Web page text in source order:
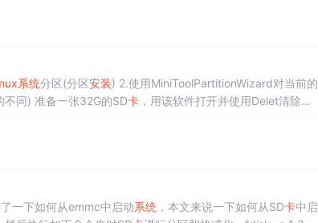
系统分区(分区安装) 2.使用MiniToolPartitionWizard对当前的
同) 准备一张32G的SD卡，用该软件打开并使用Delet清除分
下如何从emmc中启动系统，本文来说一下如何从SD卡中启